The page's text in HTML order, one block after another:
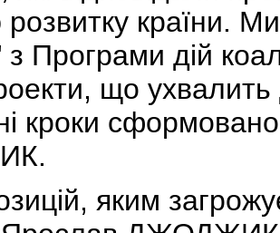
країни.
Програми дій
що
кроки
яким